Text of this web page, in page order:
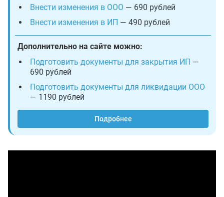
Внести изменения в ООО — 690 рублей
Внести изменения в ИП — 490 рублей
Дополнительно на сайте можно:
Подготовить документы для закрытия ИП —
690 рублей
Подготовить документы для ликвидации ООО
— 1190 рублей
Подробнее